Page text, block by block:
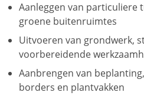
Aanleggen van particuliere
groene buitenruimtes
Uitvoeren van grondwerk,
voorbereidende
Aanbrengen van
borders en plantvakken